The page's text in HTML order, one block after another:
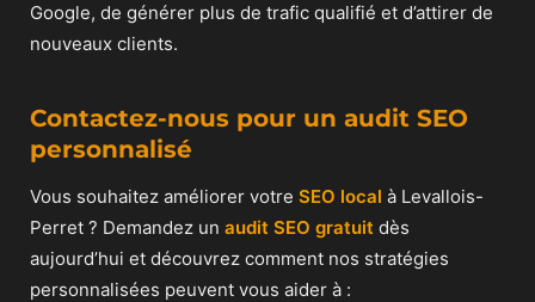
Google, de générer plus de trafic qualifié et d’attirer de
nouveaux clients.
Contactez-nous pour un audit SEO
personnalisé
Vous souhaitez améliorer votre SEO local à Levallois-
Perret ? Demandez un audit SEO gratuit dès
aujourd’hui et découvrez comment nos stratégies
personnalisées peuvent vous aider à :